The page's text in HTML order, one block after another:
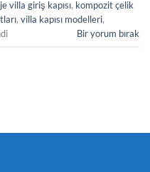
villa giriş kapısı, kompozit çelik
, villa kapısı modelleri,
Bir yorum bırak